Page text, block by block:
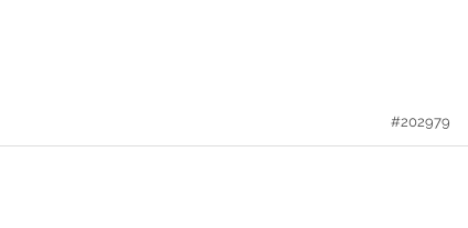
#202979